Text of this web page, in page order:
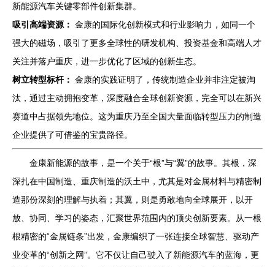
新能源汽车关键零部件创新集群。
吸引高端资源： 金康的国际化创新模式和行业影响力，如同一个
强大的磁场，吸引了更多全球性的研发机构、投资基金和高端人才
关注并落户重庆，进一步优化了区域的创新生态。
树立转型标杆： 金康的实践证明了，传统制造企业并非注定被淘
汰，通过主动拥抱变革，深度融合全球创新资源，完全可以在新兴
赛道中占据领先地位。这为重庆乃至全国大量面临转型压力的制造
企业提供了可借鉴的宝贵路径。
金康新能源的故事，是一个关于“根”与“翼”的故事。其根，深
深扎在中国制造、重庆制造的沃土中，尤其是对金属材料与精密制
造那份深刻的理解与执着；其翼，则是勇敢地向全球展开，以开
放、协同、学习的姿态，汇聚世界范围内的顶尖创新要素。从一根
根精密的“金属链条”出发，金康编织了一张连接全球智慧、驱动产
业变革的“创新之网”。它不仅让自己驶入了新能源汽车的蓝海，更